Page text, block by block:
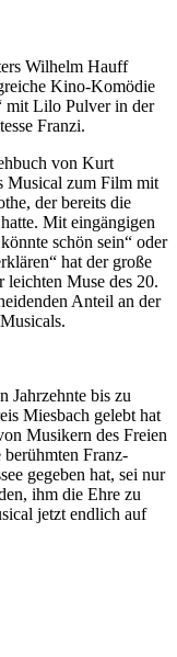
Wilhelm Hauff
Kino-Komödie
mit Lilo Pulver in der
Franzi.
von Kurt
Musical zum Film mit
der bereits die
Mit eingängigen
schön sein“ oder
hat der große
leichten Muse des 20.
Anteil an der
Jahrzehnte bis zu
Miesbach gelebt hat
Musikern des Freien
berühmten Franz-
gegeben hat, sei nur
ihm die Ehre zu
jetzt endlich auf